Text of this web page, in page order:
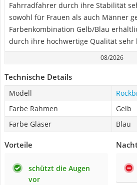
Fahrradfahrer durch ihre Stabilität
sowohl für Frauen als auch Männer
Farbenkombination Gelb/Blau
durch ihre hochwertige Qualität sehr
08/2026
Technische Details
Modell
Farbe Rahmen
Gelb
Farbe Gläser
Blau
Vorteile
schützt die Augen
vor